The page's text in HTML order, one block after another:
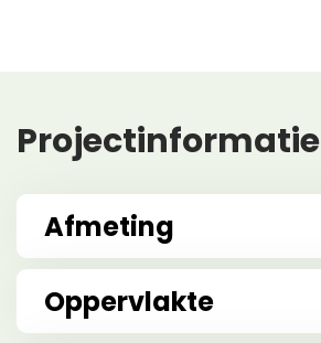
Projectinformatie
Afmeting
Oppervlakte